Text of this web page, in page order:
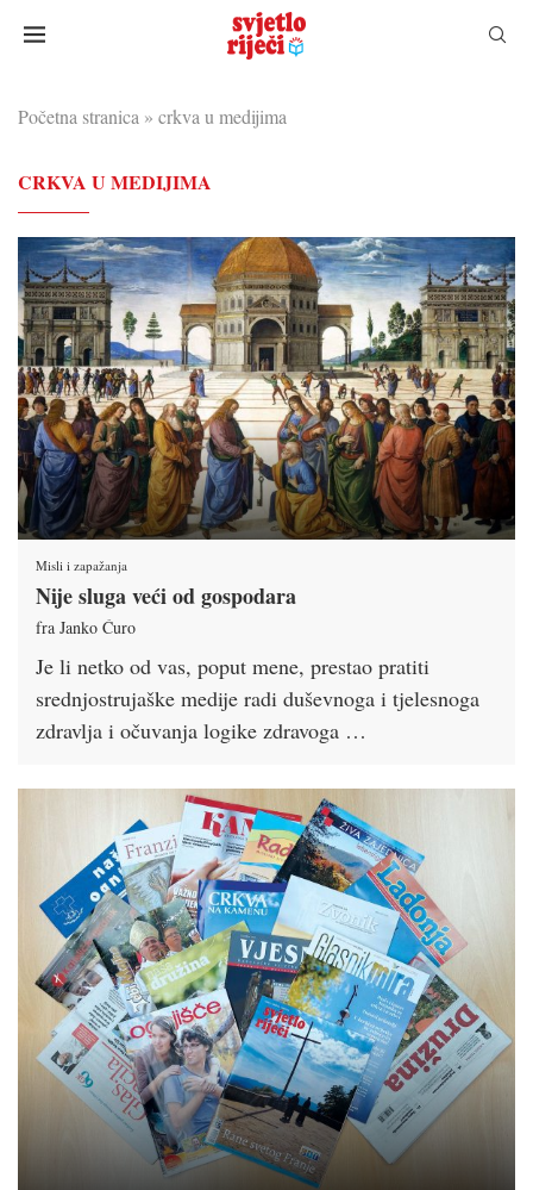
Početna stranica » crkva u medijima
CRKVA U MEDIJIMA
Misli i zapažanja
Nije sluga veći od gospodara
fra Janko Ćuro
Je li netko od vas, poput mene, prestao pratiti
srednjostrujaške medije radi duševnoga i tjelesnoga
zdravlja i očuvanja logike zdravoga …